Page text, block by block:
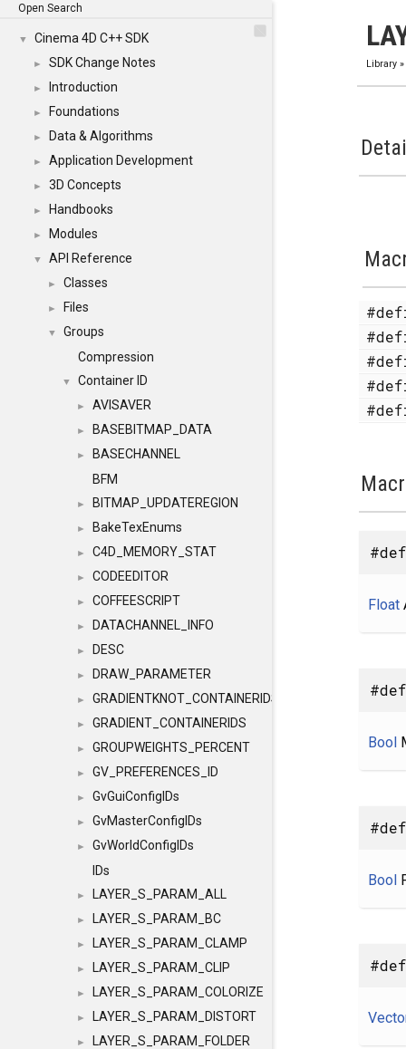
Open Search
▼ Cinema 4D C++ SDK
► SDK Change Notes
► Introduction
► Foundations
► Data & Algorithms
► Application Development
► 3D Concepts
► Handbooks
► Modules
▼ API Reference
► Classes
► Files
▼
Groups
Compression
▼ Container ID
► AVISAVER
► BASEBITMAP_DATA
►
BASECHANNEL
BFM
► BITMAP_UPDATEREGION
► BakeTexEnums
► C4D_MEMORY_STAT
► CODEEDITOR
► COFFEESCRIPT
► DATACHANNEL_INFO
► DESC
► DRAW_PARAMETER
► GRADIENTKNOT_CONTAINERIDS
► GRADIENT_CONTAINERIDS
► GROUPWEIGHTS_PERCENT
► GV_PREFERENCES_ID
► GvGuiConfigIDs
► GvMasterConfigIDs
►
GvWorldConfigIDs
IDs
► LAYER_S_PARAM_ALL
► LAYER_S_PARAM_BC
► LAYER_S_PARAM_CLAMP
► LAYER_S_PARAM_CLIP
► LAYER_S_PARAM_COLORIZE
► LAYER_S_PARAM_DISTORT
► LAYER_S_PARAM_FOLDER
Library
Float
Bool
Bool